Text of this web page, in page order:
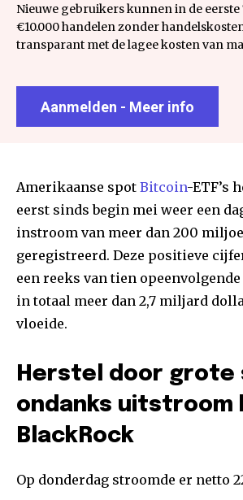
Nieuwe gebruikers kunnen in de eerste
€10.000 handelen zonder
transparant met de lagee kosten van
Aanmelden - Meer info
Amerikaanse spot Bitcoin-ETF’s
eerst sinds begin mei weer een
instroom van meer dan 200
geregistreerd. Deze positieve
een reeks van tien
in totaal meer dan 2,7 miljard
vloeide.
Herstel door grote
ondanks uitstroom
BlackRock
Op donderdag stroomde er netto